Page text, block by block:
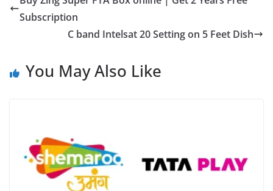
Subscription
C band Intelsat 20 Setting on 5 Feet Dish
You May Also Like